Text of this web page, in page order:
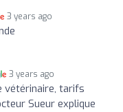
3 years ago
3 years ago
vétérinaire, tarifs
Sueur explique